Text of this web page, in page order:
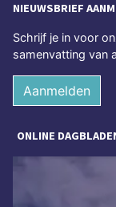
NIEUWSBRIEF
Schrijf je in voor
samenvatting van
Aanmelden
ONLINE